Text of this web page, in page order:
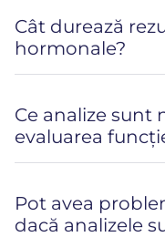
Cât durează
hormonale?
Ce analize sunt
evaluarea
Pot avea
dacă analizele